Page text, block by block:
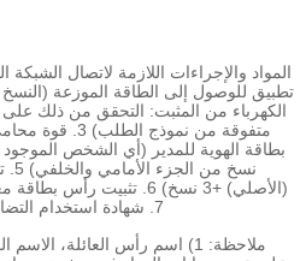
الكهرباء من المثبت: التحقق من ذلك على
7. شهادة استخدام التضاريس الجماعية (الأصل + 3 نسخ)
ملاحظة: 1) اسم رأس العائلة،